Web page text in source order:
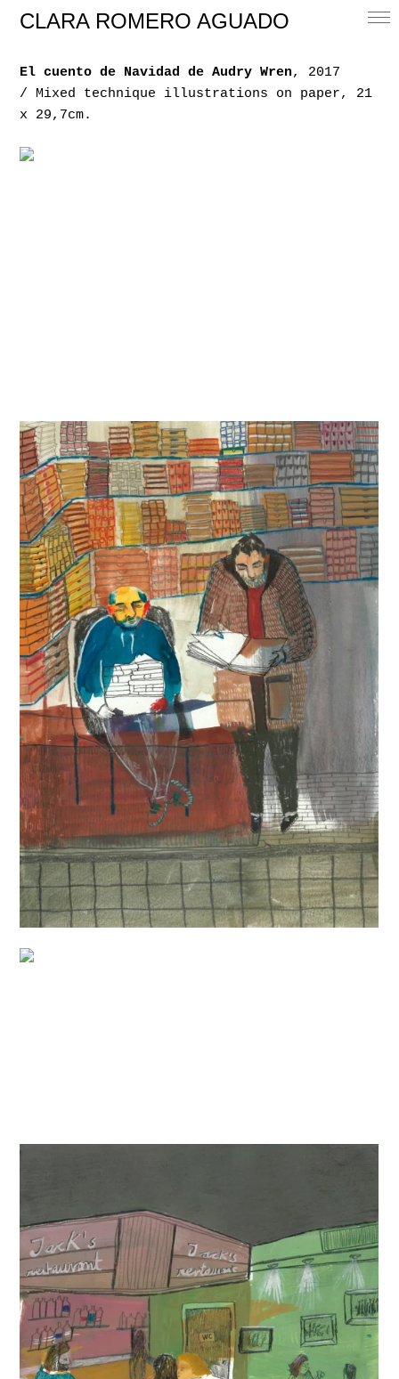
CLARA ROMERO AGUADO
El cuento de Navidad de Audry Wren, 2017
/ Mixed technique illustrations on paper, 21
x 29,7cm.